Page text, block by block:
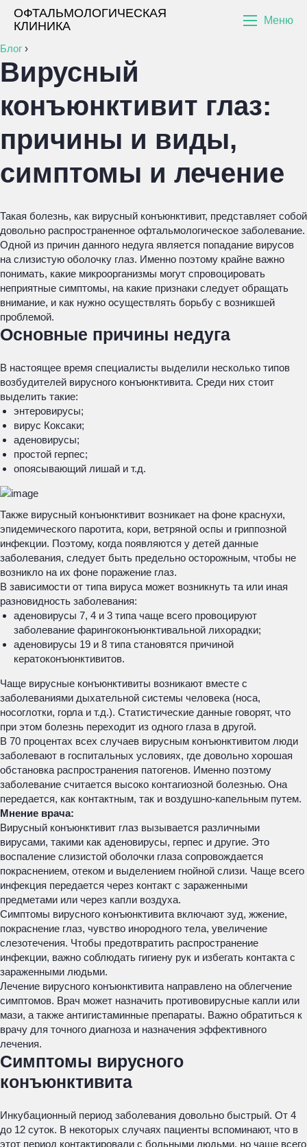
ОФТАЛЬМОЛОГИЧЕСКАЯ
КЛИНИКА
Меню
Блог ›
Вирусный
конъюнктивит глаз:
причины и виды,
симптомы и лечение
Такая болезнь, как вирусный конъюнктивит, представляет собой
довольно распространенное офтальмологическое заболевание.
Одной из причин данного недуга является попадание вирусов
на слизистую оболочку глаз. Именно поэтому крайне важно
понимать, какие микроорганизмы могут спровоцировать
неприятные симптомы, на какие признаки следует обращать
внимание, и как нужно осуществлять борьбу с возникшей
проблемой.
Основные причины недуга
В настоящее время специалисты выделили несколько типов
возбудителей вирусного конъюнктивита. Среди них стоит
выделить такие:
энтеровирусы;
вирус Коксаки;
аденовирусы;
простой герпес;
опоясывающий лишай и т.д.
Также вирусный конъюнктивит возникает на фоне краснухи,
эпидемического паротита, кори, ветряной оспы и гриппозной
инфекции. Поэтому, когда появляются у детей данные
заболевания, следует быть предельно осторожным, чтобы не
возникло на их фоне поражение глаз.
В зависимости от типа вируса может возникнуть та или иная
разновидность заболевания:
аденовирусы 7, 4 и 3 типа чаще всего провоцируют
заболевание фарингоконъюнктивальной лихорадки;
аденовирусы 19 и 8 типа становятся причиной
кератоконъюнктивитов.
Чаще вирусные конъюнктивиты возникают вместе с
заболеваниями дыхательной системы человека (носа,
носоглотки, горла и т.д.). Статистические данные говорят, что
при этом болезнь переходит из одного глаза в другой.
В 70 процентах всех случаев вирусным конъюнктивитом люди
заболевают в госпитальных условиях, где довольно хорошая
обстановка распространения патогенов. Именно поэтому
заболевание считается высоко контагиозной болезнью. Она
передается, как контактным, так и воздушно-капельным путем.
Мнение врача:
Вирусный конъюнктивит глаз вызывается различными
вирусами, такими как аденовирусы, герпес и другие. Это
воспаление слизистой оболочки глаза сопровождается
покраснением, отеком и выделением гнойной слизи. Чаще всего
инфекция передается через контакт с зараженными
предметами или через капли воздуха.
Симптомы вирусного конъюнктивита включают зуд, жжение,
покраснение глаз, чувство инородного тела, увеличение
слезотечения. Чтобы предотвратить распространение
инфекции, важно соблюдать гигиену рук и избегать контакта с
зараженными людьми.
Лечение вирусного конъюнктивита направлено на облегчение
симптомов. Врач может назначить противовирусные капли или
мази, а также антигистаминные препараты. Важно обратиться к
врачу для точного диагноза и назначения эффективного
лечения.
Симптомы вирусного
конъюнктивита
Инкубационный период заболевания довольно быстрый. От 4
до 12 суток. В некоторых случаях пациенты вспоминают, что в
этот период контактировали с больными людьми, но чаще всего